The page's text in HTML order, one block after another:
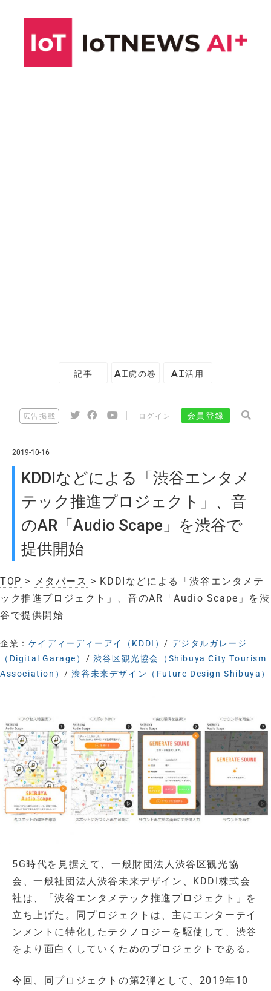
記事 AI虎の巻 AI活用
広告掲載 ログイン 会員登録
2019-10-16
KDDIなどによる「渋谷エンタメ
テック推進プロジェクト」、音
のAR「Audio Scape」を渋谷で
提供開始
TOP > メタバース > KDDIなどによる「渋谷エンタメテ
ック推進プロジェクト」、音のAR「Audio Scape」を渋
谷で提供開始
企業： ケイディーディーアイ（KDDI）/ デジタルガレージ
（Digital Garage） / 渋谷区観光協会（Shibuya City Tourism
Association）/渋谷未来デザイン（Future Design Shibuya）
5G時代を見据えて、一般財団法人渋谷区観光協
会、一般社団法人渋谷未来デザイン、KDDI株式会
社は、「渋谷エンタメテック推進プロジェクト」を
立ち上げた。同プロジェクトは、主にエンターテイ
ンメントに特化したテクノロジーを駆使して、渋谷
をより面白くしていくためのプロジェクトである。
今回、同プロジェクトの第2弾として、2019年10